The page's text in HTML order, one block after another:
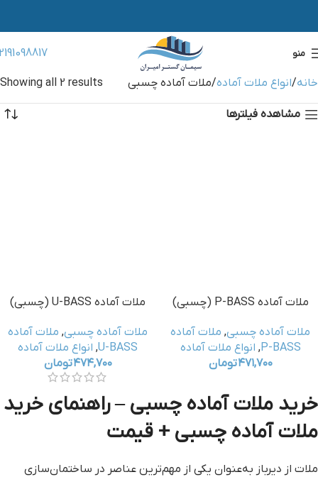
منو
خانه انواع ملات آماده ملات آماده چسبی Showing all 2 results
مشاهده فیلترها
ملات آماده P-BASS (چسبی)
ملات آماده چسبی, ملات آماده
P-BASS
, انواع ملات آماده
۴۷۱,۷۰۰تومان
ملات آماده U-BASS (چسبی)
ملات آماده چسبی, ملات آماده
U-BASS
, انواع ملات آماده
۴۷۴,۷۰۰تومان
خرید ملات آماده چسبی – راهنمای خرید
ملات آماده چسبی + قیمت
ملات از دیرباز به‌عنوان یکی از مهم‌ترین عناصر در ساختمان‌سازی